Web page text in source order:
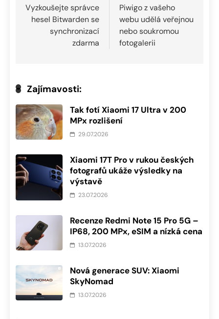
pro
příspěvek
Vyzkoušejte správce
hesel Bitwarden se
synchronizací
zdarma
Piwigo z vašeho
webu udělá veřejnou
nebo soukromou
fotogalerii
Zajímavosti:
Tak fotí Xiaomi 17 Ultra v 200
MPx rozlišení
29.07.2026
Xiaomi 17T Pro v rukou českých
fotografů ukáže výsledky na
výstavě
23.07.2026
Recenze Redmi Note 15 Pro 5G –
IP68, 200 MPx, eSIM a nízká cena
13.07.2026
Nová generace SUV: Xiaomi
SkyNomad
13.07.2026